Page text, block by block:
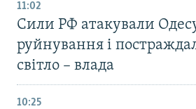
11:02
Сили РФ атакували
руйнування і
світло – влада
10:25